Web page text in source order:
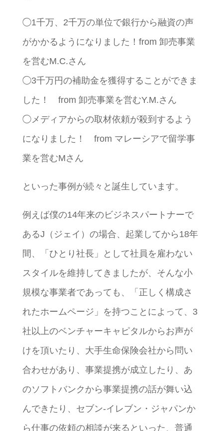
◯1千万、2千万の単位で銀行から 融資の声
がかかるようになりました！from 卸売事業
を営むM.C.さん
◯3千万円の補助金を獲得することができま
した！ from 卸売事業を営むY.M.さん
◯メディアからの取材依頼が殺到するよう
になりました！ from マレーシアで留学事
業を営むMさん
といった事例が続々と誕生しています。
例えば僕の14年来のビジネスパートナーで
あるJ（ジェイ）の場合、起業してから18年
間、「ひとり社長」として社員を雇わない
スタイルを維持してきましたが、そんな小
規模な事業者であっても、「正しく構成さ
れたホームページ」を持つことによって、3
社以上のベンチャーキャピタルからお声が
けを頂いたり、大手生命保険会社から問い
合わせがあり、事業提携が成立したり、あ
のソフトバンクから事業提携の話が舞い込
んできたり、セブン-イレブン・ジャパンか
ら仕事の依頼の相談が来るといった、普通